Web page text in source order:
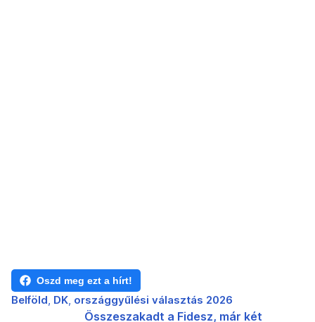
Oszd meg ezt a hírt!
Belföld DK országgyűlési választás 2026
Összeszakadt a Fidesz, már két